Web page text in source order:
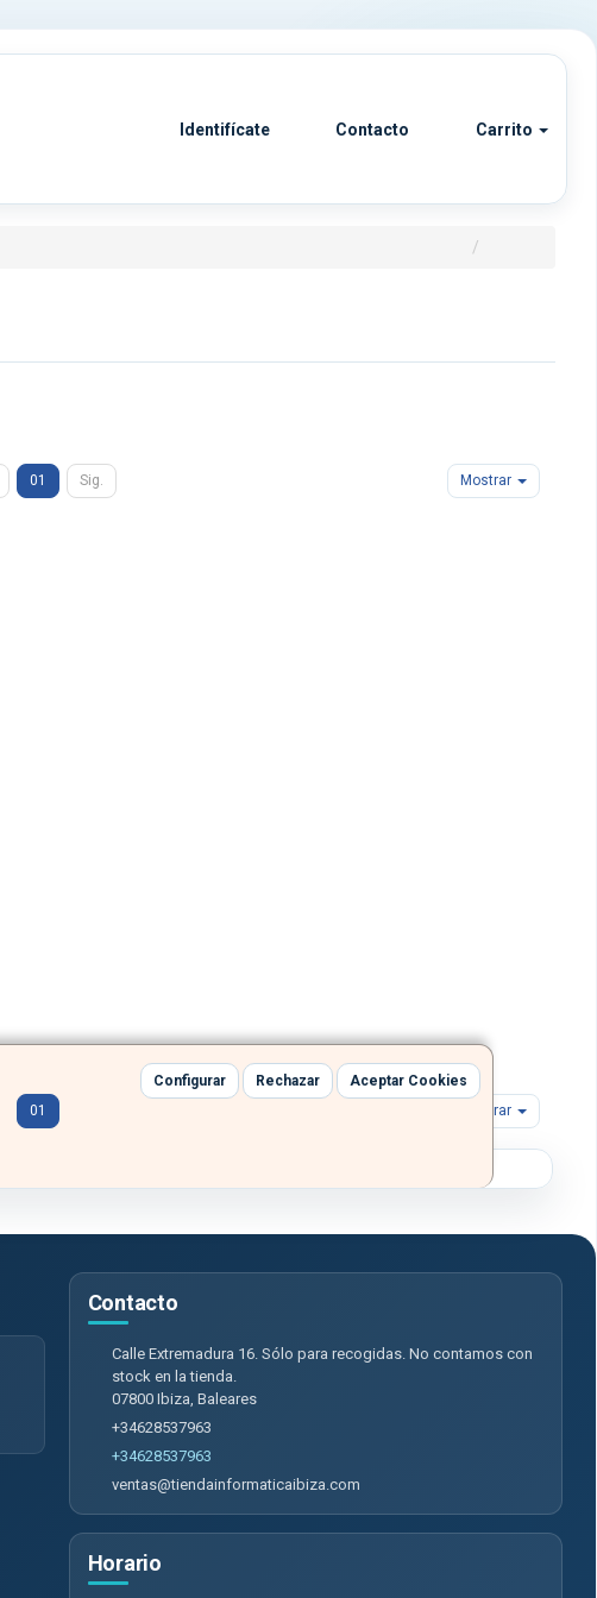
Identifícate Contacto Carrito
01 Sig. Mostrar
01 Mostrar
Configurar Rechazar Aceptar Cookies
Contacto
Calle Extremadura 16. Sólo para recogidas. No contamos con
stock en la tienda.
07800 Ibiza, Baleares
+34628537963
+34628537963
ventas@tiendainformaticaibiza.com
Horario